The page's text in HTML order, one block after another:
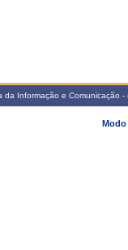
da Informação e
Modo